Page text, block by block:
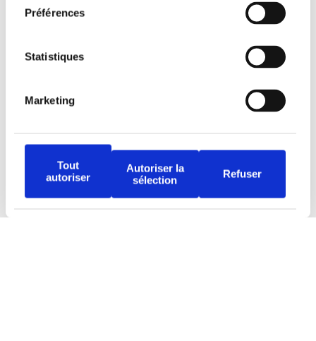
Préférences
Statistiques
Marketing
Tout
autoriser
Autoriser la
sélection
Refuser
Restez à l’affût !